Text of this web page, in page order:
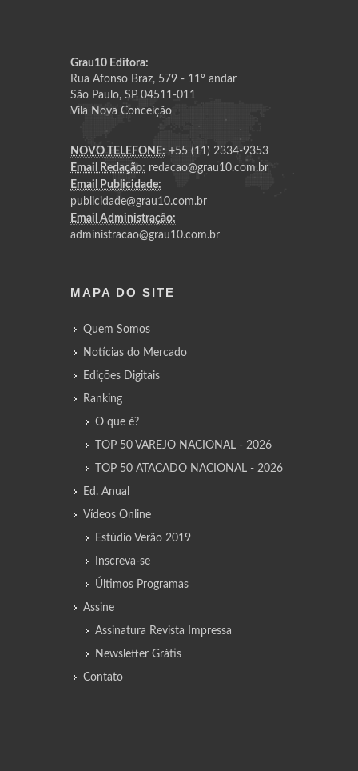
Grau10 Editora:
Rua Afonso Braz, 579 - 11º andar
São Paulo, SP 04511-011
Vila Nova Conceição
NOVO TELEFONE: +55 (11) 2334-9353
Email Redação: redacao@grau10.com.br
Email Publicidade:
publicidade@grau10.com.br
Email Administração:
administracao@grau10.com.br
MAPA DO SITE
Quem Somos
Notícias do Mercado
Edições Digitais
Ranking
O que é?
TOP 50 VAREJO NACIONAL - 2026
TOP 50 ATACADO NACIONAL - 2026
Ed. Anual
Vídeos Online
Estúdio Verão 2019
Inscreva-se
Últimos Programas
Assine
Assinatura Revista Impressa
Newsletter Grátis
Contato